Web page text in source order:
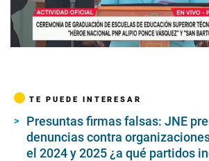
00:00/02:33
TE PUEDE INTERESAR
Presuntas firmas falsas: JNE
denuncias contra
el 2024 y 2025 ¿a qué partidos